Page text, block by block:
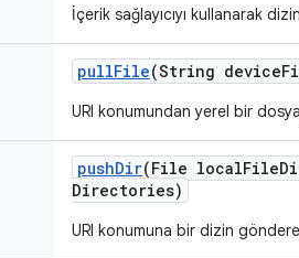
İçerik sağlayıcıyı kullanarak
pullFile(String device
URI konumundan yerel bir
pushDir(File localFile
Directories)
URI konumuna bir dizin